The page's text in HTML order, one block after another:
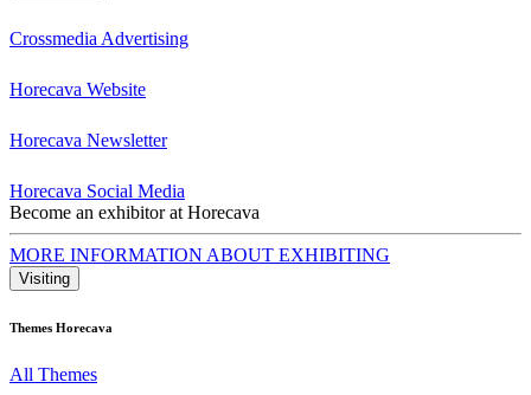
Crossmedia Advertising
Horecava Website
Horecava Newsletter
Horecava Social Media
Become an exhibitor at Horecava
MORE INFORMATION ABOUT EXHIBITING
Visiting
Themes Horecava
All Themes